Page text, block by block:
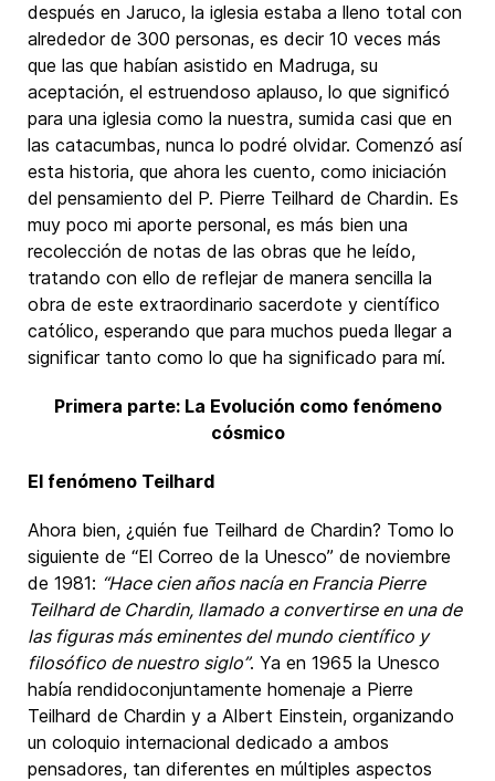
después en Jaruco, la iglesia estaba a lleno total con
alrededor de 300 personas, es decir 10 veces más
que las que habían asistido en Madruga, su
aceptación, el estruendoso aplauso, lo que significó
para una iglesia como la nuestra, sumida casi que en
las catacumbas, nunca lo podré olvidar. Comenzó así
esta historia, que ahora les cuento, como iniciación
del pensamiento del P. Pierre Teilhard de Chardin. Es
muy poco mi aporte personal, es más bien una
recolección de notas de las obras que he leído,
tratando con ello de reflejar de manera sencilla la
obra de este extraordinario sacerdote y científico
católico, esperando que para muchos pueda llegar a
significar tanto como lo que ha significado para mí.
Primera parte: La Evolución como fenómeno
cósmico
El fenómeno Teilhard
Ahora bien, ¿quién fue Teilhard de Chardin? Tomo lo
siguiente de “El Correo de la Unesco” de noviembre
de 1981: “Hace cien años nacía en Francia Pierre
Teilhard de Chardin, llamado a convertirse en una de
las figuras más eminentes del mundo científico y
filosófico de nuestro siglo”. Ya en 1965 la Unesco
había rendidoconjuntamente homenaje a Pierre
Teilhard de Chardin y a Albert Einstein, organizando
un coloquio internacional dedicado a ambos
pensadores, tan diferentes en múltiples aspectos